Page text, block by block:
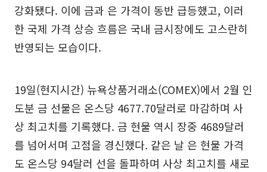
강화됐다. 이에 금과 은 가격이 동반 급등했고, 이러
한 국제 가격 상승 흐름은 국내 금시장에도 고스란히
반영되는 모습이다.
19일(현지시간) 뉴욕상품거래소(COMEX)에서 2월 인
도분 금 선물은 온스당 4677.70달러로 마감하며 사
상 최고치를 기록했다. 금 현물 역시 장중 4689달러
를 넘어서며 고점을 경신했다. 같은 날 은 현물 가격
도 온스당 94달러 선을 돌파하며 사상 최고치를 새로